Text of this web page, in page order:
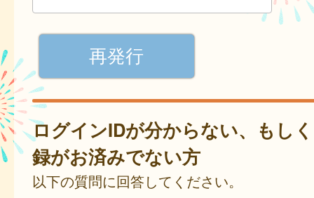
ログインIDが分からない、もし
録がお済みでない方
以下の質問に回答してください。